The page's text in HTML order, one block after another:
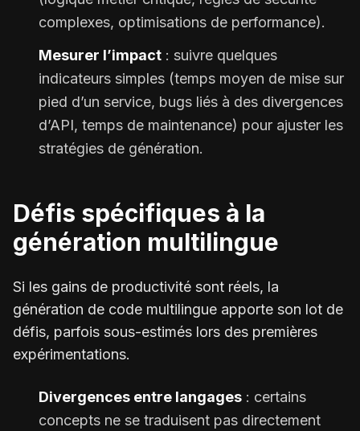
complexes, optimisations de performance).
Mesurer l’impact : suivre quelques
indicateurs simples (temps moyen de mise sur
pied d’un service, bugs liés à des divergences
d’API, temps de maintenance) pour ajuster les
stratégies de génération.
Défis spécifiques à la
génération multilingue
Si les gains de productivité sont réels, la
génération de code multilingue apporte son lot de
défis, parfois sous-estimés lors des premières
expérimentations.
Divergences entre langages : certains
concepts ne se traduisent pas directement